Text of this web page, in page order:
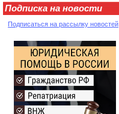
Подписка на новости
Подписаться на рассылку новостей